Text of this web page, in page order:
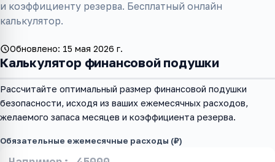
и коэффициенту резерва. Бесплатный онлайн
калькулятор.
Обновлено: 15 мая 2026 г.
Калькулятор финансовой подушки
Рассчитайте оптимальный размер финансовой подушки
безопасности, исходя из ваших ежемесячных расходов,
желаемого запаса месяцев и коэффициента резерва.
Обязательные ежемесячные расходы (₽)